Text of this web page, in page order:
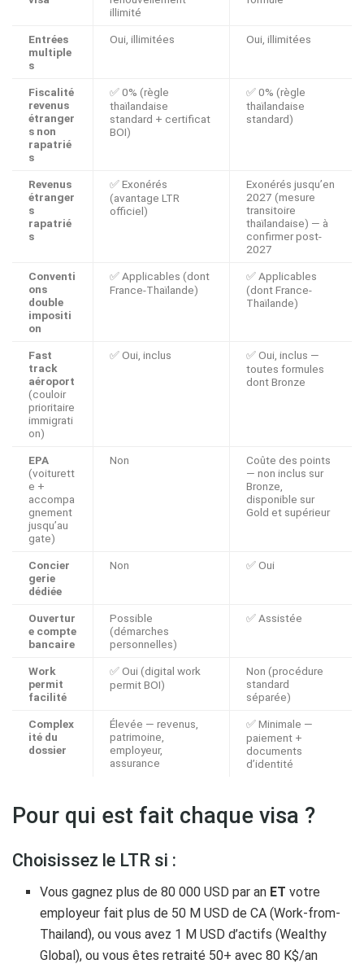
illimité
Entrées
multiple
s
Oui, illimitées Oui, illimitées
Fiscalité
revenus
étranger
s non
rapatrié
s
✅ 0% (règle
thaïlandaise
standard + certificat
BOI)
✅ 0% (règle
thaïlandaise
standard)
Revenus
étranger
s
rapatrié
s
✅ Exonérés
(avantage LTR
officiel)
Exonérés jusqu’en
2027 (mesure
transitoire
thaïlandaise) — à
confirmer post-
2027
Conventi
ons
double
impositi
on
✅ Applicables (dont
France-Thaïlande)
✅ Applicables
(dont France-
Thaïlande)
Fast
track
aéroport
(couloir
prioritaire
immigrati
on)
✅ Oui, inclus
✅ Oui, inclus —
toutes formules
dont Bronze
EPA
(voiturett
e +
accompa
gnement
jusqu’au
gate)
Non
Coûte des points
— non inclus sur
Bronze,
disponible sur
Gold et supérieur
Concier
gerie
dédiée
Non ✅ Oui
Ouvertur
e compte
bancaire
Possible
(démarches
personnelles)
✅ Assistée
Work
permit
facilité
✅ Oui (digital work
permit BOI)
Non (procédure
standard
séparée)
Complex
ité du
dossier
Élevée — revenus,
patrimoine,
employeur,
assurance
✅ Minimale —
paiement +
documents
d’identité
Pour qui est fait chaque visa ?
Choisissez le LTR si :
Vous gagnez plus de 80 000 USD par an ET votre
employeur fait plus de 50 M USD de CA (Work-from-
Thailand), ou vous avez 1 M USD d’actifs (Wealthy
Global), ou vous êtes retraité 50+ avec 80 K$/an